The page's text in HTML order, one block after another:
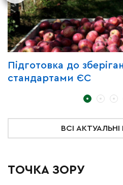
Підготовка до
стандартами ЄС
ВСІ
ТОЧКА ЗОРУ